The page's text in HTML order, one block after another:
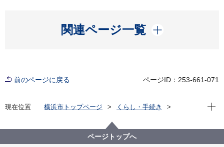
関連ページ一覧
開く
前のページに戻る ページID：253-661-071
現在位置 横浜市トップページ
くらし・手続き
市民主体のまちづくり
まちの将来像、決まり事をつくるには
まちの将来像をつくる（地域まちづくりプラン）
現在
ページトップへ